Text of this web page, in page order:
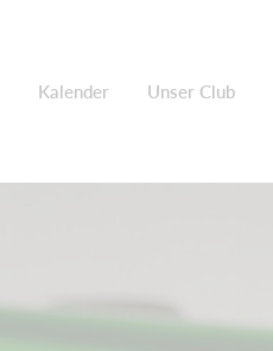
Kalender Unser Club